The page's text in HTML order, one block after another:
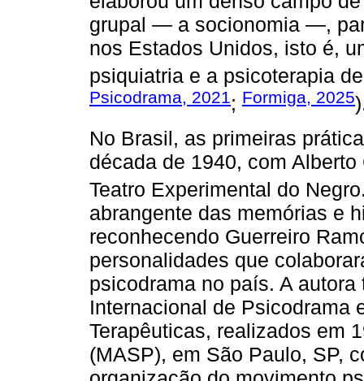
grupal — a socionomia —,
nos Estados Unidos, isto é,
psiquiatria e a psicoterapia
Psicodrama, 2021; Formiga, 2025
No Brasil, as primeiras
década de 1940, com
Teatro Experimental do
abrangente das memórias e
reconhecendo Guerreiro
personalidades que
psicodrama no país. A
Internacional de Psicodrama
Terapêuticas, realizados em
(MASP), em São Paulo, SP,